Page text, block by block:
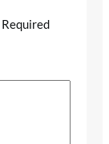
Required